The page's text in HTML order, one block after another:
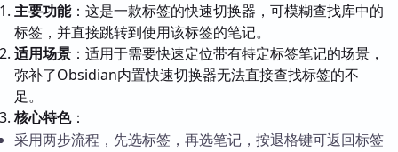
主要功能：这是一款标签的快速切换器，可模糊查找库中的
标签，并直接跳转到使用该标签的笔记。
适用场景 ：适用于需要快速定位带有特定标签笔记的场景，
弥补了Obsidian内置快速切换器无法直接查找标签的不
足。
核心特色：
采用两步流程，先选标签，再选笔记，按退格键可返回标签